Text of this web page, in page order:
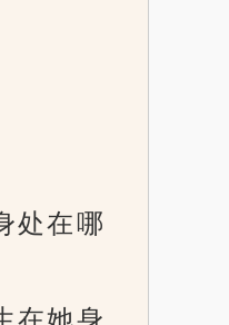
处在哪
在她身